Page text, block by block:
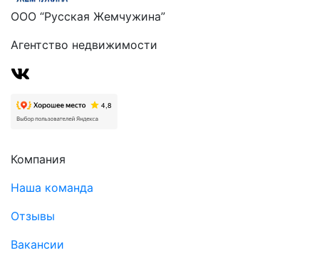
ООО “Русская Жемчужина”
Агентство недвижимости
Компания
Наша команда
Отзывы
Вакансии